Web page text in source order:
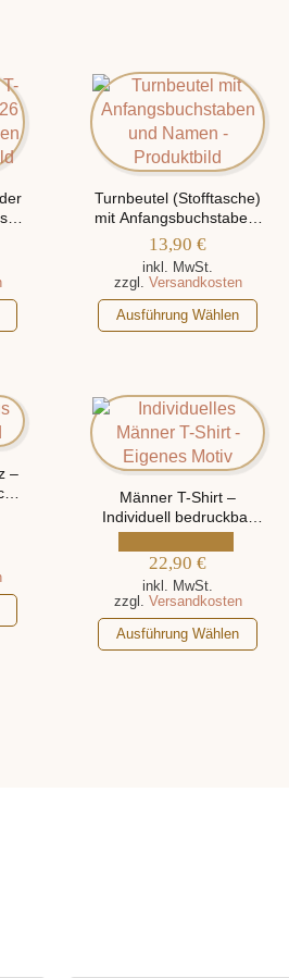
Turnbeutel (Stofftasche)
mit Anfangsbuchstaben,
personalisiert mit Namen
13,90€
inkl. MwSt.
zzgl. Versandkosten
Ausführung Wählen
Dieses
Produkt
Varianten
auf.
Die
Optionen
können
auf
der
Produktseite
gewählt
werden
–
Männer T-Shirt –
Individuell bedruckbar
mit eigenem Motiv
22,90€
inkl. MwSt.
zzgl. Versandkosten
Ausführung Wählen
Dieses
Produkt